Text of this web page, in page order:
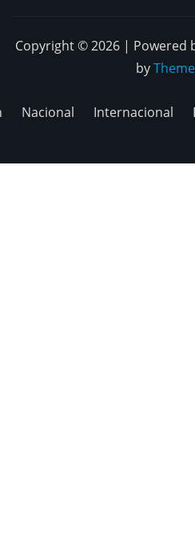
Copyright © 2026 | Powered
by
Nacional Internacional